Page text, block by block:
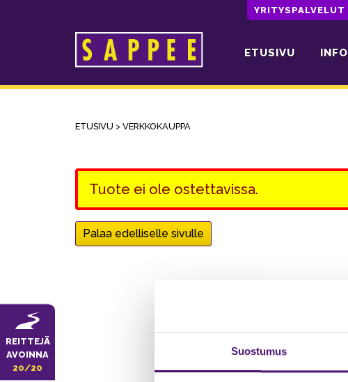
Suostumus
YRITYSPALVELUT
Päävalikko ETUSIVU INFO
REITTEJÄ
AVOINNA
20/20
ETUSIVU > VERKKOKAUPPA
Tuote ei ole ostettavissa.
Palaa edelliselle sivulle